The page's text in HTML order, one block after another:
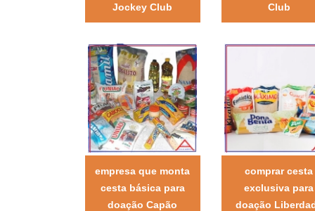
Jockey Club
Club
empresa que monta
cesta básica para
doação Capão
comprar cesta
exclusiva para
doação